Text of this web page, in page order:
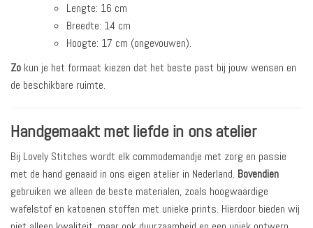
Lengte: 16 cm
Breedte: 14 cm
Hoogte: 17 cm (ongevouwen).
Zo kun je het formaat kiezen dat het beste past bij jouw wensen en
de beschikbare ruimte.
Handgemaakt met liefde in ons atelier
Bij Lovely Stitches wordt elk commodemandje met zorg en passie
met de hand genaaid in ons eigen atelier in Nederland. Bovendien
gebruiken we alleen de beste materialen, zoals hoogwaardige
wafelstof en katoenen stoffen met unieke prints. Hierdoor bieden wij